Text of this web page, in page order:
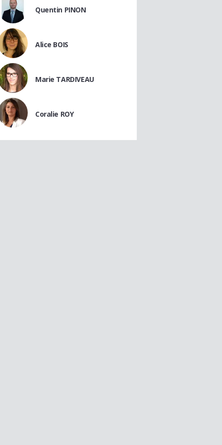
Quentin PINON
Alice BOIS
Marie TARDIVEAU
Coralie ROY